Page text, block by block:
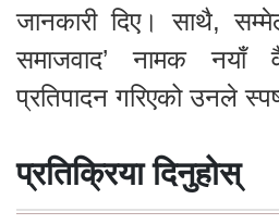
जानकारी दिए। साथै,
समाजवाद’ नामक नयाँ
प्रतिपादन गरिएको उनले
प्रतिक्रिया दिनुहोस्